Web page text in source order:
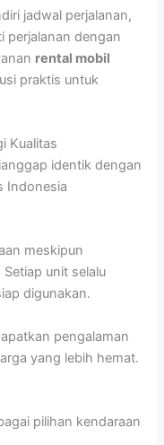
jadwal perjalanan,
perjalanan dengan
rental mobil
praktis untuk
Kualitas
identik dengan
Indonesia
meskipun
unit selalu
digunakan.
pengalaman
yang lebih hemat.
pilihan kendaraan